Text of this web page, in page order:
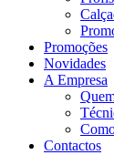
Promoções
Novidades
A Empresa
Contactos